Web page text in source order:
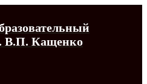
В.П. Кащенко